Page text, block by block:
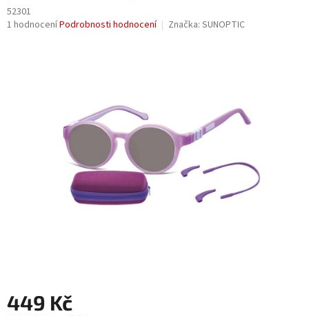
52301
Průměrné
1 hodnoceníPodrobnosti hodnocení Značka: SUNOPTIC
449 Kč